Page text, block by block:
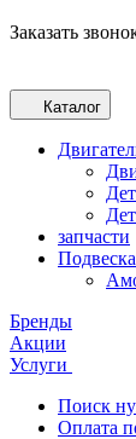
Заказать
Каталог
запчасти
Подвеска
Бренды
Акции
Услуги
Поиск
Оплата